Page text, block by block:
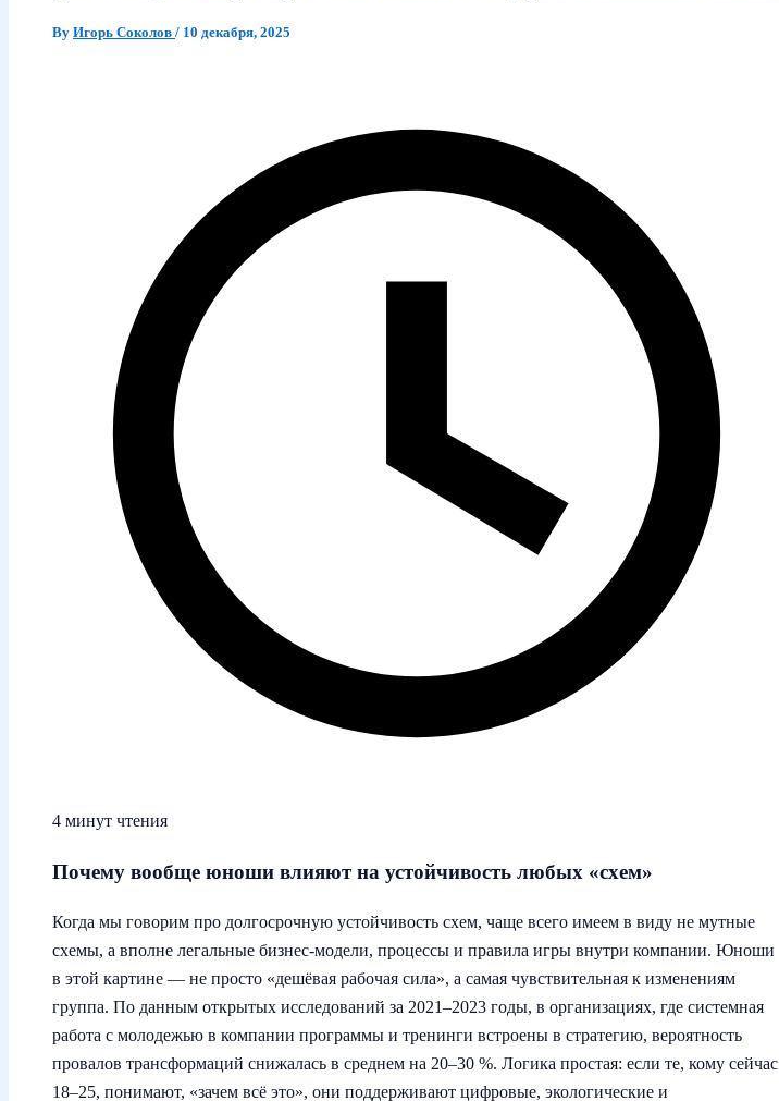
By Игорь Соколов / 10 декабря, 2025
4 минут чтения
Почему вообще юноши влияют на устойчивость любых «схем»
Когда мы говорим про долгосрочную устойчивость схем, чаще всего имеем в виду не мутные
схемы, а вполне легальные бизнес‑модели, процессы и правила игры внутри компании. Юноши
в этой картине — не просто «дешёвая рабочая сила», а самая чувствительная к изменениям
группа. По данным открытых исследований за 2021–2023 годы, в организациях, где системная
работа с молодежью в компании программы и тренинги встроены в стратегию, вероятность
провалов трансформаций снижалась в среднем на 20–30 %. Логика простая: если те, кому сейчас
18–25, понимают, «зачем всё это», они поддерживают цифровые, экологические и